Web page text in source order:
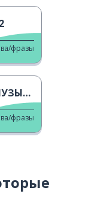
фразы
ВИДЕО
фразы